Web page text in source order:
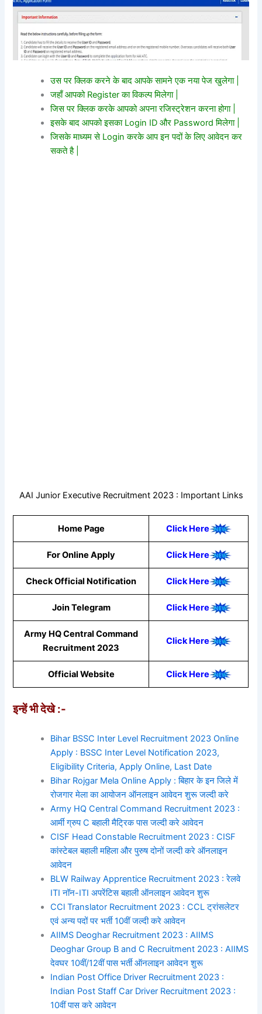
उस पर क्लिक करने के बाद आपके सामने एक नया पेज खुलेगा |
जहाँ आपको Register का विकल्प मिलेगा |
जिस पर क्लिक करके आपको अपना रजिस्ट्रेशन करना होगा |
इसके बाद आपको इसका Login ID और Password मिलेगा |
जिसके माध्यम से Login करके आप इन पदों के लिए आवेदन कर
सकते है |
AAI Junior Executive Recruitment 2023 : Important Links
Home Page Click Here
For Online Apply Click Here
Check Official Notification Click Here
Join Telegram Click Here
Army HQ Central Command
Recruitment 2023
Click Here
Official Website Click Here
इन्हें भी देखे :-
Bihar BSSC Inter Level Recruitment 2023 Online
Apply : BSSC Inter Level Notification 2023,
Eligibility Criteria, Apply Online, Last Date
Bihar Rojgar Mela Online Apply : बिहार के इन जिले में
रोजगार मेला का आयोजन ऑनलाइन आवेदन शुरू जल्दी करे
Army HQ Central Command Recruitment 2023 :
आर्मी ग्रुप C बहाली मैट्रिक पास जल्दी करे आवेदन
CISF Head Constable Recruitment 2023 : CISF
कांस्टेबल बहाली महिला और पुरुष दोनों जल्दी करे ऑनलाइन
आवेदन
BLW Railway Apprentice Recruitment 2023 : रेलवे
ITI नॉन-ITI अपरेंटिस बहाली ऑनलाइन आवेदन शुरू
CCl Translator Recruitment 2023 : CCL ट्रांसलेटर
एवं अन्य पदों पर भर्ती 10वीं जल्दी करे आवेदन
AIIMS Deoghar Recruitment 2023 : AIIMS
Deoghar Group B and C Recruitment 2023 : AIIMS
देवघर 10वीं/12वीं पास भर्ती ऑनलाइन आवेदन शुरू
Indian Post Office Driver Recruitment 2023 :
Indian Post Staff Car Driver Recruitment 2023 :
10वीं पास करे आवेदन